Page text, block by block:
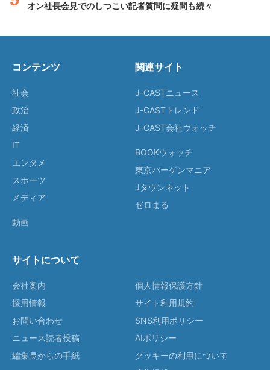
オン社長会見でのしつこい記者質問に疑問も続々
コンテンツ
社会
政治
経済
IT
エンタメ
スポーツ
メディア
動画
関連サイト
J-CASTニュース
J-CASTトレンド
J-CAST会社ウォッチ
BOOKウォッチ
東京バーゲンマニア
Jタウンネット
ゼロまる
サイトについて
会社案内
採用情報
お問い合わせ
ニュース読者投稿
編集長からの手紙
個人情報保護方針
サイト利用規約
SNS利用ポリシー
AIポリシー
クッキーの利用について